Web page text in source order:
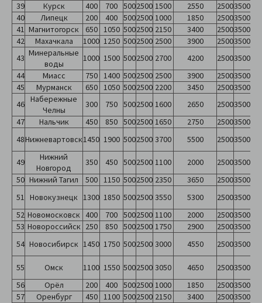
39
Курск 400 700 5002500 1500 2550 25003500
40
Липецк 200 400 5002500 1000 1850 25003500
41 Магнитогорск 650 1050 5002500 2150 3400 25003500
42
Махачкала 1000 1250 5002500 2500 3900 25003500
43 Минеральные
воды
1000 1500 5002500 2700 4200 25003500
44
Миасс 750 1400 5002500 2500 3900 25003500
45
Мурманск 650 1050 5002500 2200 3450 25003500
46 Набережные
Челны
300 750 5002500 1600 2650 25003500
47
Нальчик 450 850 5002500 1650 2750 25003500
48Нижневартовск1450 1900 5002500 3700 5500 25003500
49
Нижний
Новгород
350 450 5002500 1100 2000 25003500
50 Нижний Тагил 500 1150 5002500 2350 3650 25003500
51 Новокузнецк 1300 1850 5002500 3550 5300 25003500
52 Новомосковск 400 700 5002500 1100 2000 25003500
53 Новороссийск 250 850 5002500 1750 2900 25003500
54 Новосибирск 1450 1750 5002500 3000 4550 25003500
55 Омск 1100 1550 5002500 3050 4650 25003500
56
Орёл 200 400 5002500 1000 1850 25003500
57
Оренбург 450 1100 5002500 2150 3400 25003500